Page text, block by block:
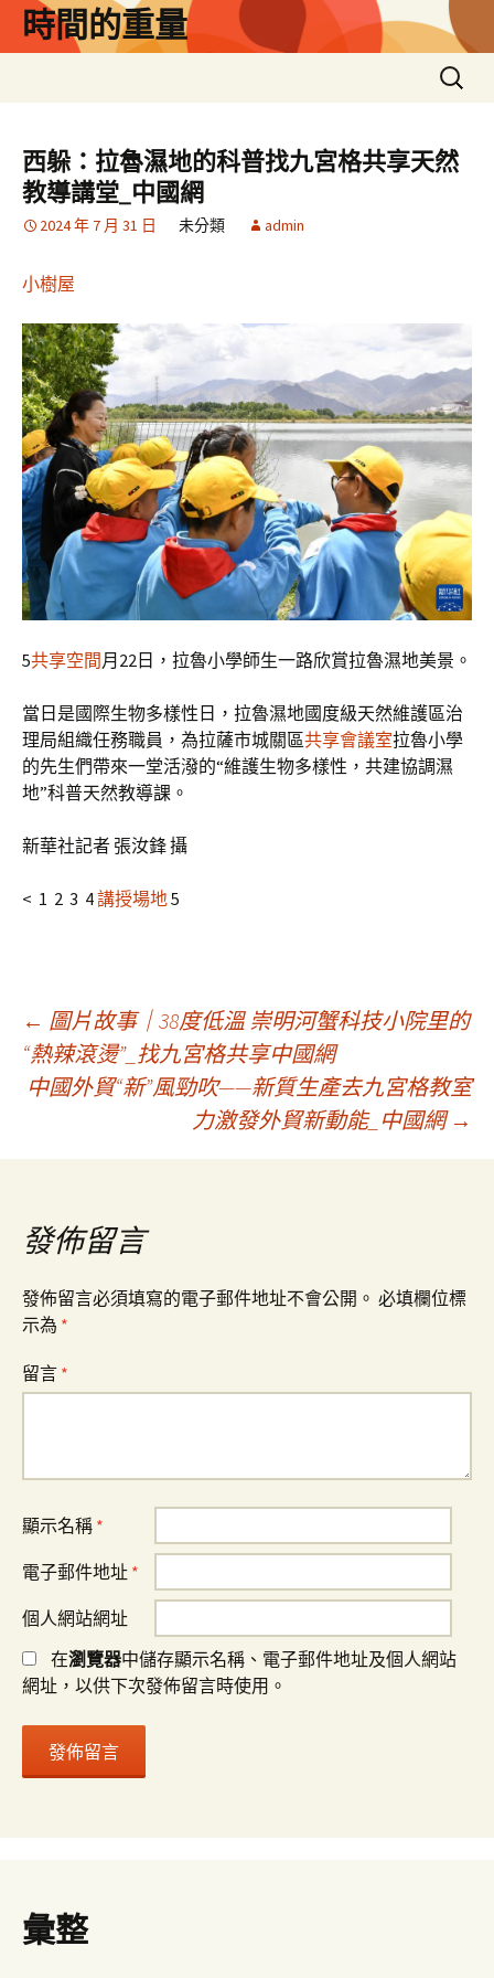
時間的重量
搜
尋
鍵
字:
西躲：拉魯濕地的科普找九宮格共享天然
教導講堂_中國網
2024 年 7 月 31 日 未分類 admin
小樹屋
5共享空間月22日，拉魯小學師生一路欣賞拉魯濕地美景。
當日是國際生物多樣性日，拉魯濕地國度級天然維護區治
理局組織任務職員，為拉薩市城關區共享會議室拉魯小學
的先生們帶來一堂活潑的“維護生物多樣性，共建協調濕
地”科普天然教導課。
新華社記者 張汝鋒 攝
< 1 2 3 4講授場地5
文
章
導
覽
← 圖片故事｜38度低溫 崇明河蟹科技小院里的
“熱辣滾燙”_找九宮格共享中國網
中國外貿“新”風勁吹——新質生產去九宮格教室
力激發外貿新動能_中國網 →
發佈留言
發佈留言必須填寫的電子郵件地址不會公開。 必填欄位標
示為 *
留言 *
顯示名稱 *
電子郵件地址 *
個人網站網址
在瀏覽器中儲存顯示名稱、電子郵件地址及個人網站
網址，以供下次發佈留言時使用。
彙整